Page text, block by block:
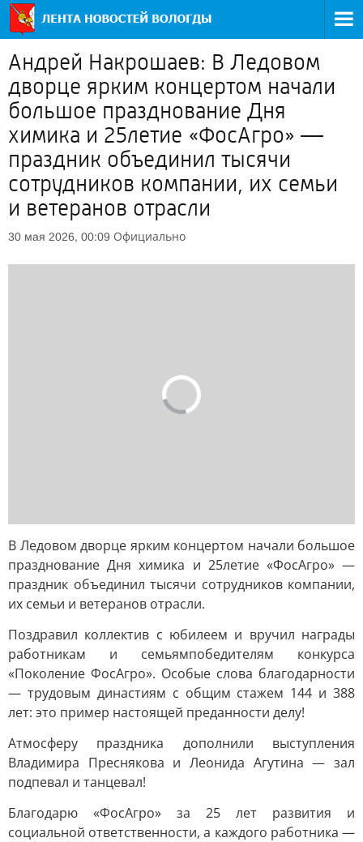
Андрей Накрошаев: В Ледовом
дворце ярким концертом начали
большое празднование Дня
химика и 25летие «ФосАгро» —
праздник объединил тысячи
сотрудников компании, их семьи
и ветеранов отрасли
30 мая 2026, 00:09 Официально
В Ледовом дворце ярким концертом начали большое
празднование Дня химика и 25летие «ФосАгро» —
праздник объединил тысячи сотрудников компании,
их семьи и ветеранов отрасли.
Поздравил коллектив с юбилеем и вручил награды
работникам и семьямпобедителям конкурса
«Поколение ФосАгро». Особые слова благодарности
— трудовым династиям с общим стажем 144 и 388
лет: это пример настоящей преданности делу!
Атмосферу праздника дополнили выступления
Владимира Преснякова и Леонида Агутина — зал
подпевал и танцевал!
Благодарю «ФосАгро» за 25 лет развития и
социальной ответственности, а каждого работника —